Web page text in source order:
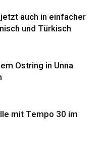
auch in einfacher
und Türkisch
Ostring in Unna
mit Tempo 30 im